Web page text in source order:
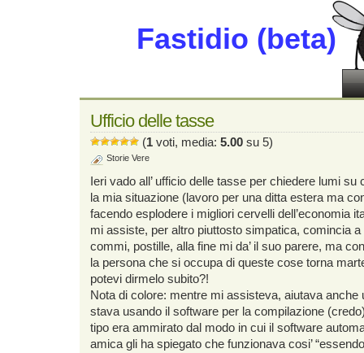
Fastidio (beta)
Ufficio delle tasse
(1 voti, media: 5.00 su 5)
Storie Vere
Ieri vado all’ ufficio delle tasse per chiedere lumi
la mia situazione (lavoro per una ditta estera ma
facendo esplodere i migliori cervelli dell’economia
mi assiste, per altro piuttosto simpatica, comincia
commi, postille, alla fine mi da’ il suo parere, ma
la persona che si occupa di queste cose torna
potevi dirmelo subito?!
Nota di colore: mentre mi assisteva, aiutava anche
stava usando il software per la compilazione
tipo era ammirato dal modo in cui il software
amica gli ha spiegato che funzionava cosi’